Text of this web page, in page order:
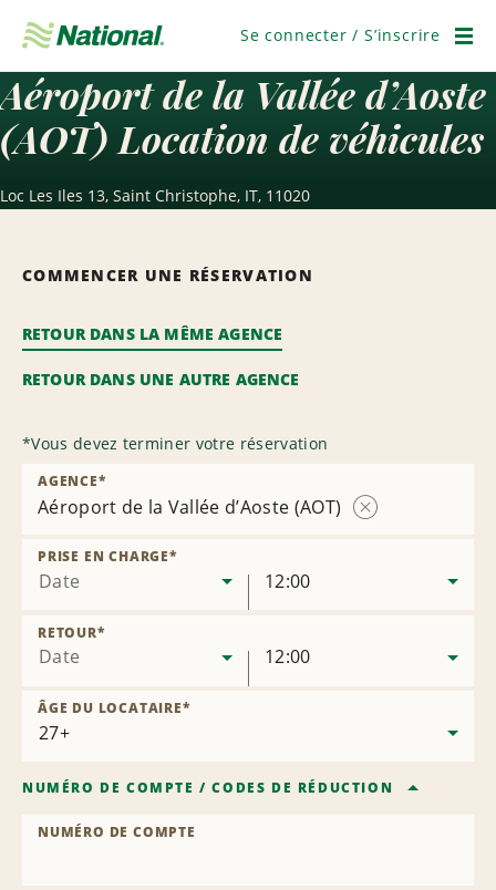
navigation
Se connecter / S’inscrire
Aéroport de la Vallée d’Aoste
(AOT) Location de véhicules
Loc Les Iles 13, Saint Christophe, IT, 11020
COMMENCER UNE RÉSERVATION
RETOUR DANS LA MÊME AGENCE
RETOUR DANS UNE AUTRE AGENCE
*Vous devez terminer votre réservation
Aéroport de la Vallée d’Aoste (AOT)
AGENCE*
Date
PRISE EN CHARGE*
12:00
Date
RETOUR*
12:00
ÂGE DU LOCATAIRE*
NUMÉRO DE COMPTE /CODES DE RÉDUCTION
NUMÉRO DE COMPTE